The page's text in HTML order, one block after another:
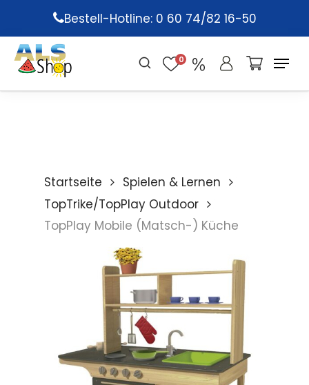
main
content
Bestell-Hotline: 0 60 74/82 16-50
0
Startseite
Spielen & Lernen
TopTrike/TopPlay Outdoor
TopPlay Mobile (Matsch-) Küche